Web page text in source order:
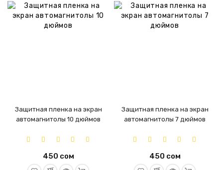
Защитная пленка на экран
автомагнитолы 10 дюймов
450 сом
Защитная пленка на экран
автомагнитолы 7 дюймов
450 сом